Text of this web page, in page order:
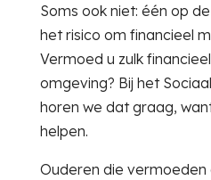
Soms ook niet: één op
het risico om financieel
Vermoed u zulk
omgeving? Bij het
horen we dat graag,
helpen.
Ouderen die vermoeden